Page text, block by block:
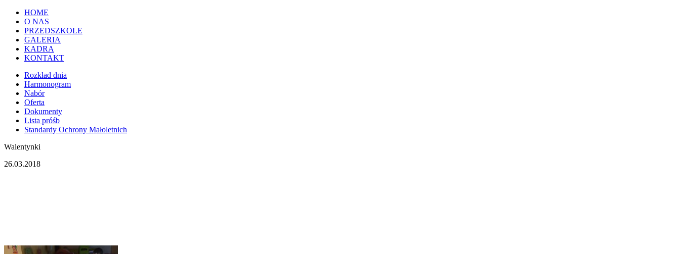
HOME
O NAS
PRZEDSZKOLE
GALERIA
KADRA
KONTAKT
Rozkład dnia
Harmonogram
Nabór
Oferta
Dokumenty
Lista próśb
Standardy Ochrony Małoletnich
Walentynki
26.03.2018